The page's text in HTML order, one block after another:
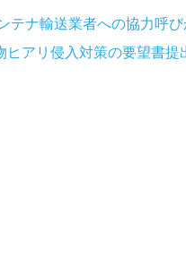
テナ輸送業者への協力呼び
ヒアリ侵入対策の要望書提